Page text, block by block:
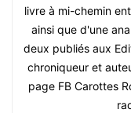
livre à mi-chemin
ainsi que d'une
deux publiés aux
chroniqueur et
page FB Carottes